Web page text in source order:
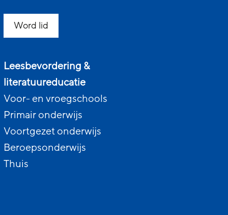
Word lid
Leesbevordering &
literatuureducatie
Voor- en vroegschools
Primair onderwijs
Voortgezet onderwijs
Beroepsonderwijs
Thuis